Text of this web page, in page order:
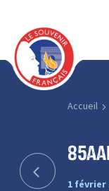
Accueil
1 février